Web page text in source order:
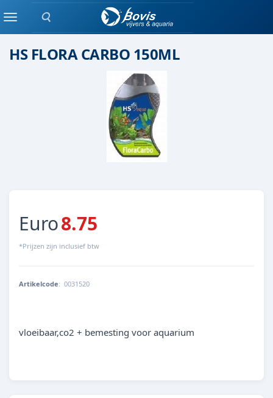
Zoeken
MenuPlant bemesting
HS FLORA CARBO 150ML
Euro8.75
*Prijzen zijn inclusief btw
Artikelcode: 0031520
vloeibaar,co2 + bemesting voor aquarium